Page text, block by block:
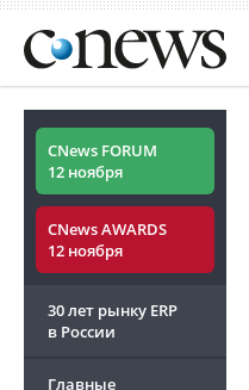
CNews FORUM
12 ноября
CNews AWARDS
12 ноября
30 лет рынку ERP
в России
Главные